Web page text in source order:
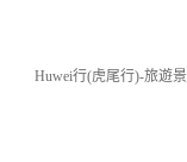
Huwei行(虎尾行)-旅遊